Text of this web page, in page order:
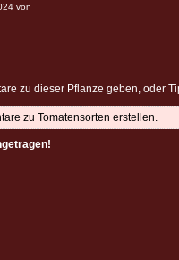
von
zu dieser Pflanze geben, oder
zu Tomatensorten erstellen.